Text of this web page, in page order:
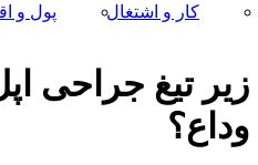
کار و اشتغال
پول و
زیر تیغ جراحی
وداع؟